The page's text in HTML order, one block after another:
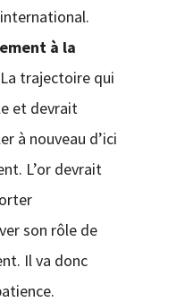
à la
trajectoire qui
et devrait
à nouveau d’ici
L’or devrait
son rôle de
Il va donc